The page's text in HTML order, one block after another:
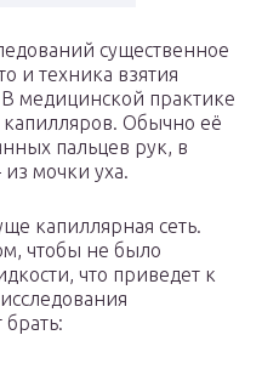
существенное
и техника взятия
медицинской практике
Обычно её
пальцев рук, в
мочки уха.
капиллярная сеть.
чтобы не было
что приведет к